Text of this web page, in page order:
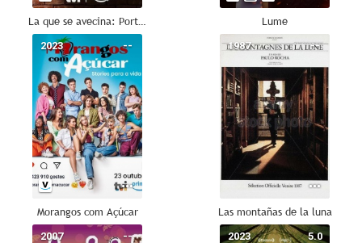
La que se avecina: Portugal Lume
--
2023
Morangos com Açúcar
--
1987
Las montañas de la luna
--
2007 5.0
2023